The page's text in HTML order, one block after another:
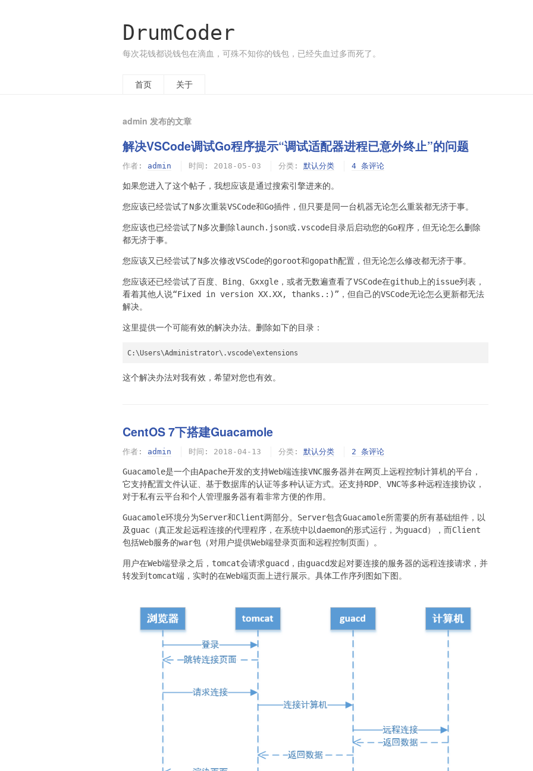
DrumCoder
每次花钱都说钱包在滴血，可殊不知你的钱包，已经失血过多而死了。
首页 关于
admin 发布的文章
解决VSCode调试Go程序提示“调试适配器进程已意外终止”的问题
作者: admin 时间: 2018-05-03 分类: 默认分类 4 条评论
如果您进入了这个帖子，我想应该是通过搜索引擎进来的。
您应该已经尝试了N多次重装VSCode和Go插件，但只要是同一台机器无论怎么重装都无济于事。
您应该也已经尝试了N多次删除launch.json或.vscode目录后启动您的Go程序，但无论怎么删除
都无济于事。
您应该又已经尝试了N多次修改VSCode的goroot和gopath配置，但无论怎么修改都无济于事。
您应该还已经尝试了百度、Bing、Gxxgle，或者无数遍查看了VSCode在github上的issue列表，
看着其他人说“Fixed in version XX.XX, thanks.:)”，但自己的VSCode无论怎么更新都无法
解决。
这里提供一个可能有效的解决办法。删除如下的目录：
C:\Users\Administrator\.vscode\extensions
这个解决办法对我有效，希望对您也有效。
CentOS 7下搭建Guacamole
作者: admin 时间: 2018-04-13 分类: 默认分类 2 条评论
Guacamole是一个由Apache开发的支持Web端连接VNC服务器并在网页上远程控制计算机的平台，
它支持配置文件认证、基于数据库的认证等多种认证方式。还支持RDP、VNC等多种远程连接协议，
对于私有云平台和个人管理服务器有着非常方便的作用。
Guacamole环境分为Server和Client两部分。Server包含Guacamole所需要的所有基础组件，以
及guac（真正发起远程连接的代理程序，在系统中以daemon的形式运行，为guacd），而Client
包括Web服务的war包（对用户提供Web端登录页面和远程控制页面）。
用户在Web端登录之后，tomcat会请求guacd，由guacd发起对要连接的服务器的远程连接请求，并
转发到tomcat端，实时的在Web端页面上进行展示。具体工作序列图如下图。